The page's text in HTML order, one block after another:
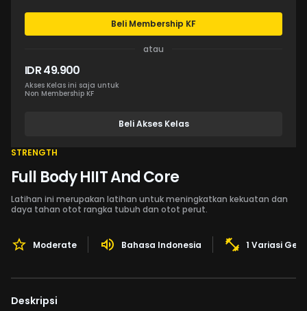
Beli Membership KF
atau
IDR 49.900
Akses Kelas ini saja untuk
Non Membership KF
Beli Akses Kelas
STRENGTH
Full Body HIIT And Core
Latihan ini merupakan latihan untuk meningkatkan kekuatan dan
daya tahan otot rangka tubuh dan otot perut.
Moderate Bahasa Indonesia 1 Variasi
Deskripsi